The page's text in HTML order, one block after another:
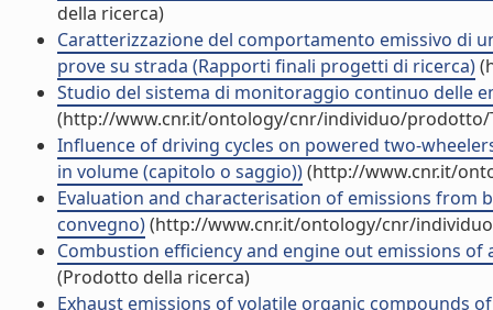
della ricerca)
Caratterizzazione del comportamento emissivo di
prove su strada (Rapporti finali progetti di ricerca)
Studio del sistema di monitoraggio continuo delle
(http://www.cnr.it/ontology/cnr/individuo/prodotto/
Influence of driving cycles on powered two-
in volume (capitolo o saggio))(http://www.cnr.it/
Evaluation and characterisation of emissions from
convegno)(http://www.cnr.it/ontology/cnr/
Combustion efficiency and engine out emissions
(Prodotto della ricerca)
Exhaust emissions of volatile organic compounds